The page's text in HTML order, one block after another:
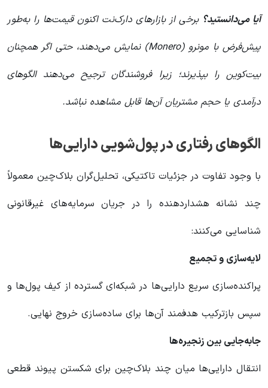
آیا می‌دانستید؟ برخی از بازارهای دارک‌نت اکنون قیمت‌ها را به‌طور
پیش‌فرض با مونرو (Monero) نمایش می‌دهند، حتی اگر همچنان
بیت‌کوین را بپذیرند؛ زیرا فروشندگان ترجیح می‌دهند الگوهای
درآمدی یا حجم مشتریان آن‌ها قابل مشاهده نباشد.
الگوهای رفتاری در پول‌شویی دارایی‌ها
با وجود تفاوت در جزئیات تاکتیکی، تحلیل‌گران بلاک‌چین معمولاً
چند نشانه هشداردهنده را در جریان سرمایه‌های غیرقانونی
شناسایی می‌کنند:
لایه‌سازی و تجمیع
پراکنده‌سازی سریع دارایی‌ها در شبکه‌ای گسترده از کیف پول‌ها و
سپس بازترکیب هدفمند آن‌ها برای ساده‌سازی خروج نهایی.
جابه‌جایی بین زنجیره‌ها
انتقال دارایی‌ها میان چند بلاک‌چین برای شکستن پیوند قطعی